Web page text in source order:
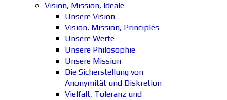
Vision, Mission, Ideale
Unsere Vision
Vision, Mission, Principles
Unsere Werte
Unsere Philosophie
Unsere Mission
Die Sicherstellung von
Anonymität und Diskretion
Vielfalt, Toleranz und